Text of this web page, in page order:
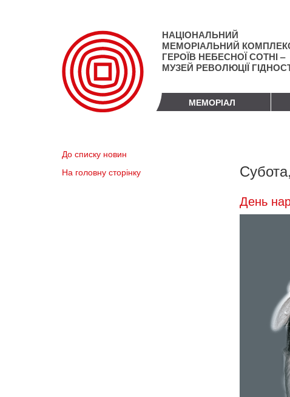
НАЦІОНАЛЬНИЙ
МЕМОРІАЛЬНИЙ
ГЕРОЇВ НЕБЕСНОЇ СОТНІ –
МУЗЕЙ РЕВОЛЮЦІЇ
МЕМОРІАЛ
До списку новин
На головну сторінку
День